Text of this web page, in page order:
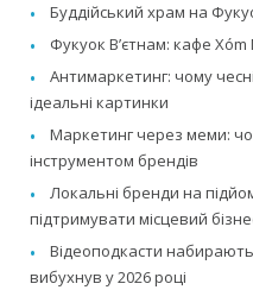
Буддійський храм на
Фукуок В’єтнам: кафе
Антимаркетинг: чому
ідеальні картинки
Маркетинг через меми:
інструментом брендів
Локальні бренди на
підтримувати місцевий
Відеоподкасти
вибухнув у 2026 році